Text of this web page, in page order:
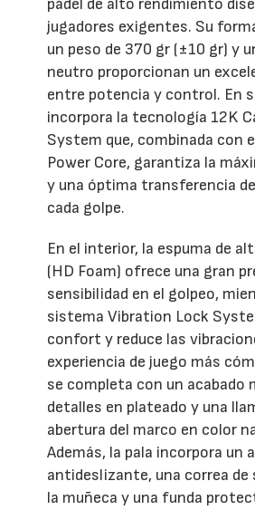
pádel de alto rendimiento
jugadores exigentes. Su
un peso de 370 gr (±10 gr) y
neutro proporcionan un
entre potencia y control. En
incorpora la tecnología 12K
System que, combinada con
Power Core, garantiza la
y una óptima transferencia
cada golpe.
En el interior, la espuma de
(HD Foam) ofrece una gran
sensibilidad en el golpeo,
sistema Vibration Lock
confort y reduce las
experiencia de juego más
se completa con un acabado
detalles en plateado y una
abertura del marco en color
Además, la pala incorpora un
antideslizante, una correa de
la muñeca y una funda